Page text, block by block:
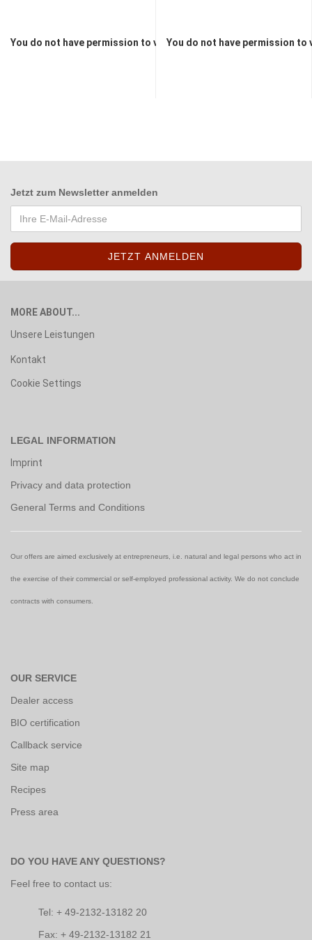
You do not have permission to view the pricesYou do not have permission to
Jetzt zum Newsletter anmelden
MORE ABOUT...
Unsere Leistungen
Kontakt
Cookie Settings
LEGAL INFORMATION
Imprint
Privacy and data protection
General Terms and Conditions
Our offers are aimed exclusively at entrepreneurs, i.e. natural and legal persons who act in
the exercise of their commercial or self-employed professional activity. We do not conclude
contracts with consumers.
OUR SERVICE
Dealer access
BIO certification
Callback service
Site map
Recipes
Press area
DO YOU HAVE ANY QUESTIONS?
Feel free to contact us:
Tel: + 49-2132-13182 20
Fax: + 49-2132-13182 21